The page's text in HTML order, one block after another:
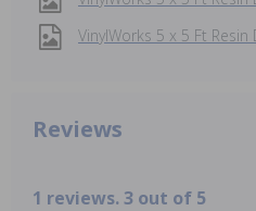
VinylWorks 5 x 5 Ft
Reviews
1 reviews. 3 out of 5